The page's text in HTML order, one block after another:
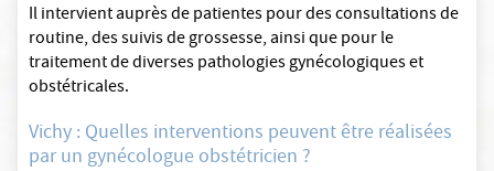
Il intervient auprès de patientes pour des consultations de
routine, des suivis de grossesse, ainsi que pour le
traitement de diverses pathologies gynécologiques et
obstétricales.
Vichy : Quelles interventions peuvent être réalisées
par un gynécologue obstétricien ?